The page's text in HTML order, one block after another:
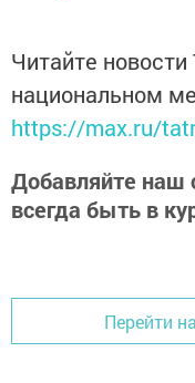
Читайте новости
национальном
https://max.ru/
Добавляйте наш
всегда быть в
Перейти